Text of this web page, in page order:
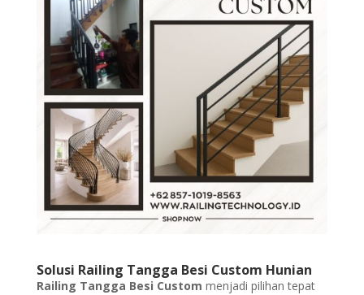
Solusi Railing Tangga Besi Custom Hunian
Railing Tangga Besi Custom menjadi pilihan tepat